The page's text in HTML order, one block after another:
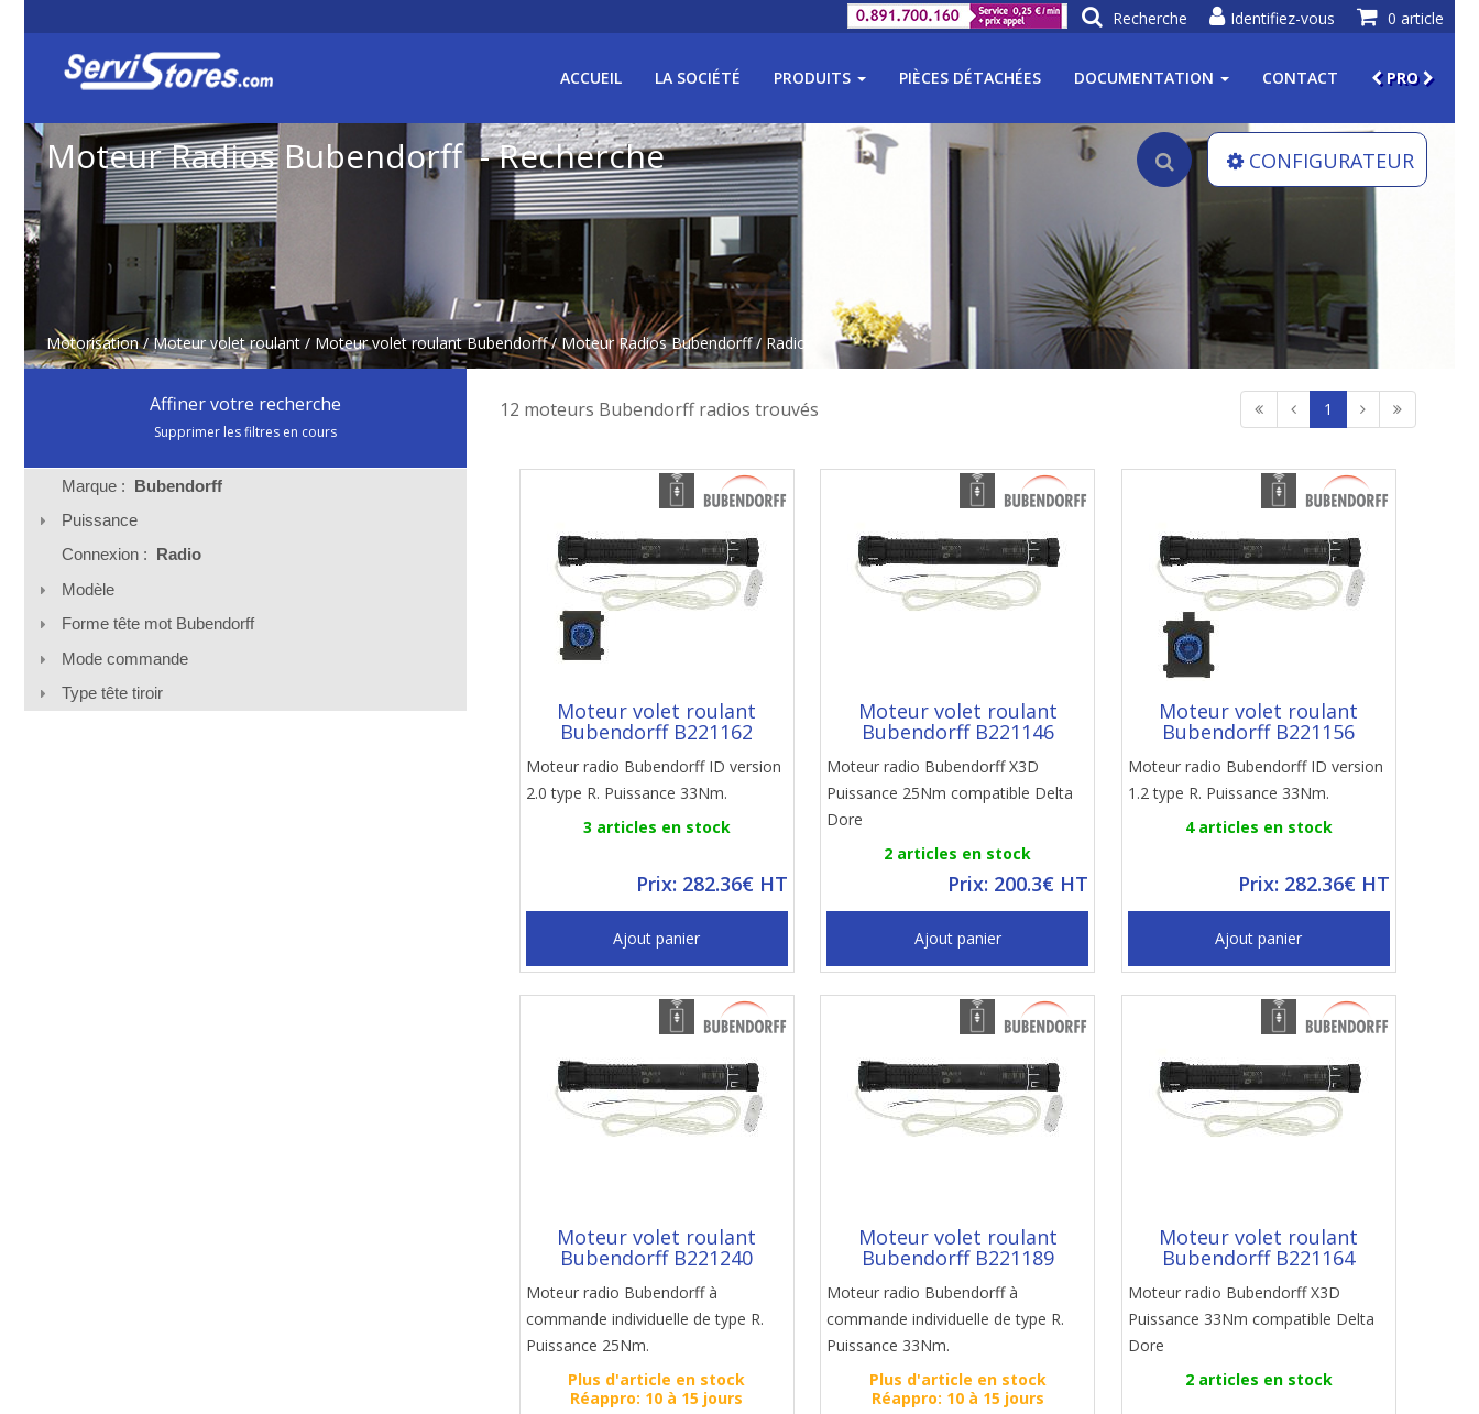
0 article
Identifiez-vous
Recherche
ACCUEIL LA SOCIÉTÉ PRODUITS PIÈCES DÉTACHÉES DOCUMENTATION CONTACT PRO
Moteur Radios Bubendorff - Recherche
Motorisation /Moteur volet roulant / Moteur volet roulant Bubendorff /Moteur Radios Bubendorff / Radio
CONFIGURATEUR
Affiner votre recherche
Supprimer les filtres en cours
Marque : Bubendorff
Puissance
Connexion : Radio
Modèle
Forme tête mot Bubendorff
Mode commande
Type tête tiroir
12 moteurs Bubendorff radios trouvés 1
Moteur volet roulant
Bubendorff B221162
Moteur radio Bubendorff ID version
2.0 type R. Puissance 33Nm.
3 articles en stock
Prix: 282.36€ HT
Ajout panier
Moteur volet roulant
Bubendorff B221146
Moteur radio Bubendorff X3D
Puissance 25Nm compatible Delta
Dore
2 articles en stock
Prix: 200.3€ HT
Ajout panier
Moteur volet roulant
Bubendorff B221156
Moteur radio Bubendorff ID version
1.2 type R. Puissance 33Nm.
4 articles en stock
Prix: 282.36€ HT
Ajout panier
Moteur volet roulant
Bubendorff B221240
Moteur radio Bubendorff à
commande individuelle de type R.
Puissance 25Nm.
Plus d'article en stock
Réappro: 10 à 15 jours
Moteur volet roulant
Bubendorff B221189
Moteur radio Bubendorff à
commande individuelle de type R.
Puissance 33Nm.
Plus d'article en stock
Réappro: 10 à 15 jours
Moteur volet roulant
Bubendorff B221164
Moteur radio Bubendorff X3D
Puissance 33Nm compatible Delta
Dore
2 articles en stock